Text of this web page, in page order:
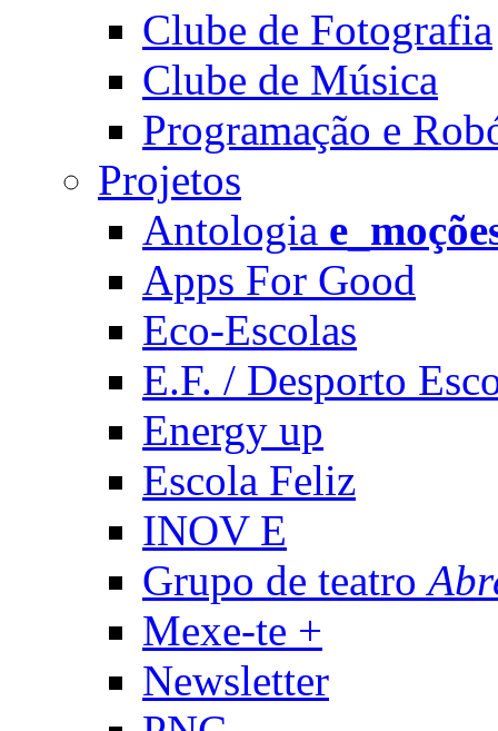
Clube de Fotografia
Clube de Música
Programação e
Projetos
Antologia
Apps For Good
Eco-Escolas
E.F. / Desporto
Energy up
Escola Feliz
INOV E
Grupo de teatro
Mexe-te +
Newsletter